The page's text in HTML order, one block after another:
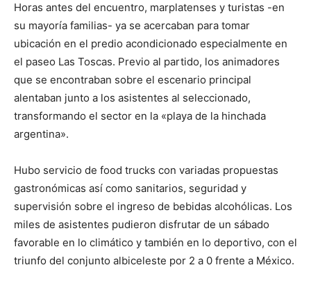
Horas antes del encuentro, marplatenses y turistas -en
su mayoría familias- ya se acercaban para tomar
ubicación en el predio acondicionado especialmente en
el paseo Las Toscas. Previo al partido, los animadores
que se encontraban sobre el escenario principal
alentaban junto a los asistentes al seleccionado,
transformando el sector en la «playa de la hinchada
argentina».
Hubo servicio de food trucks con variadas propuestas
gastronómicas así como sanitarios, seguridad y
supervisión sobre el ingreso de bebidas alcohólicas. Los
miles de asistentes pudieron disfrutar de un sábado
favorable en lo climático y también en lo deportivo, con el
triunfo del conjunto albiceleste por 2 a 0 frente a México.